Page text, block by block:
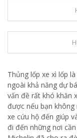
Thủng lốp xe xì lốp
ngoài khả năng dự
vấn đề rất khó khăn
được nếu bạn không
xe cứu hộ đến giúp
đi đến những nơi